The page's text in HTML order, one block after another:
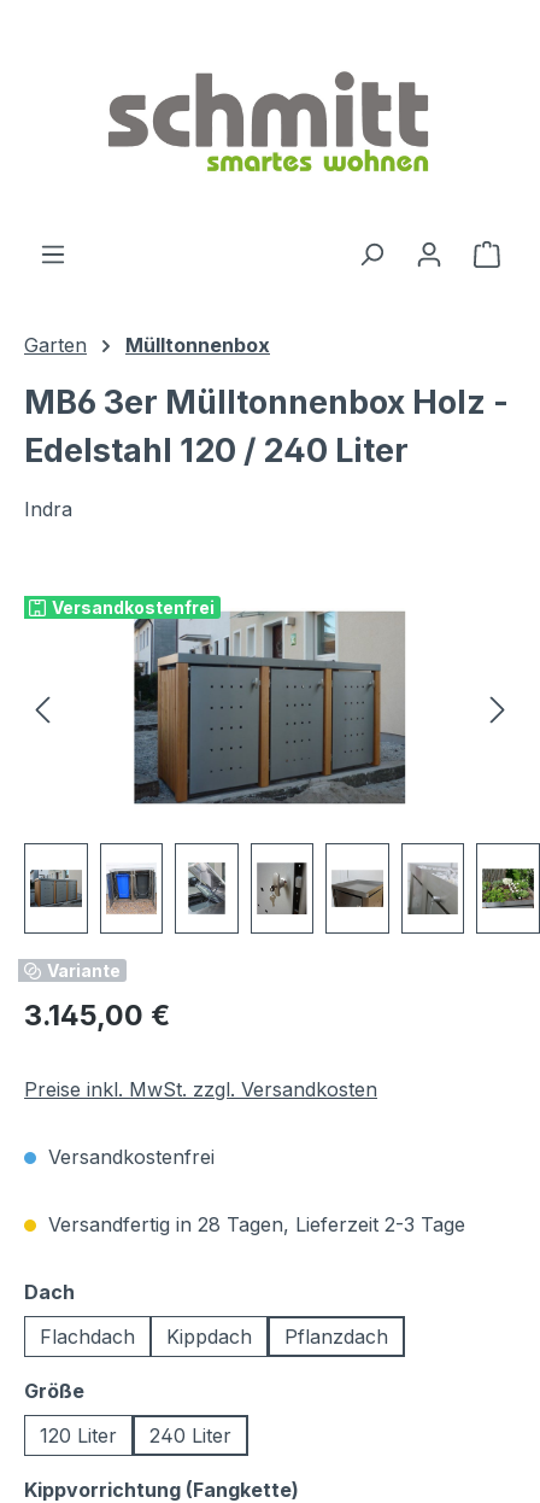
Garten Mülltonnenbox
MB6 3er Mülltonnenbox Holz -
Edelstahl 120 / 240 Liter
Indra
Versandkostenfrei
Variante
Regulärer Preis:
3.145,00 €
Preise inkl. MwSt. zzgl. Versandkosten
Versandkostenfrei
Versandfertig in 28 Tagen, Lieferzeit 2-3 Tage
Dach
Flachdach
Kippdach Pflanzdach
Größeauswählen
120 Liter
240 Liter
Kippvorrichtung (Fangkette)